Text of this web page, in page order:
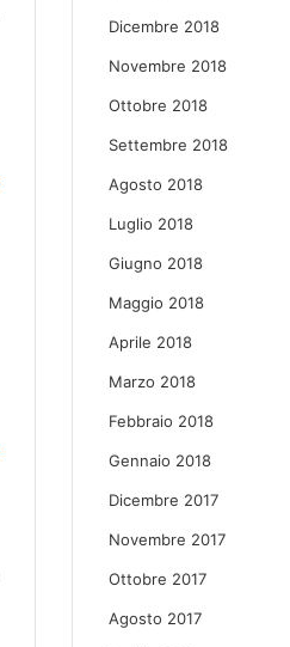
Dicembre 2018
Novembre 2018
Ottobre 2018
Settembre 2018
Agosto 2018
Luglio 2018
Giugno 2018
Maggio 2018
Aprile 2018
Marzo 2018
Febbraio 2018
Gennaio 2018
Dicembre 2017
Novembre 2017
Ottobre 2017
Agosto 2017